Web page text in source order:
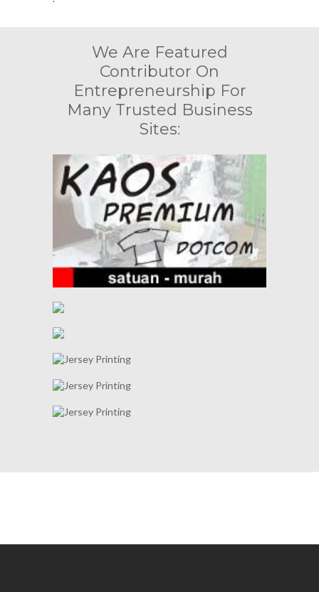
We Are Featured
Contributor On
Entrepreneurship For
Many Trusted Business
Sites: